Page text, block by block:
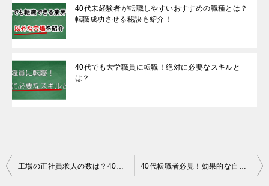
40代未経験者が転職しやすいおすすめの職種とは？
転職成功させる秘訣も紹介！
40代でも大学職員に転職！絶対に必要なスキルと
は？
投
工場の正社員求人の数は？40代の転職を成功させるポイントとは？ 40代転職者必見！効果的な自己PRのポイントを徹底解説！